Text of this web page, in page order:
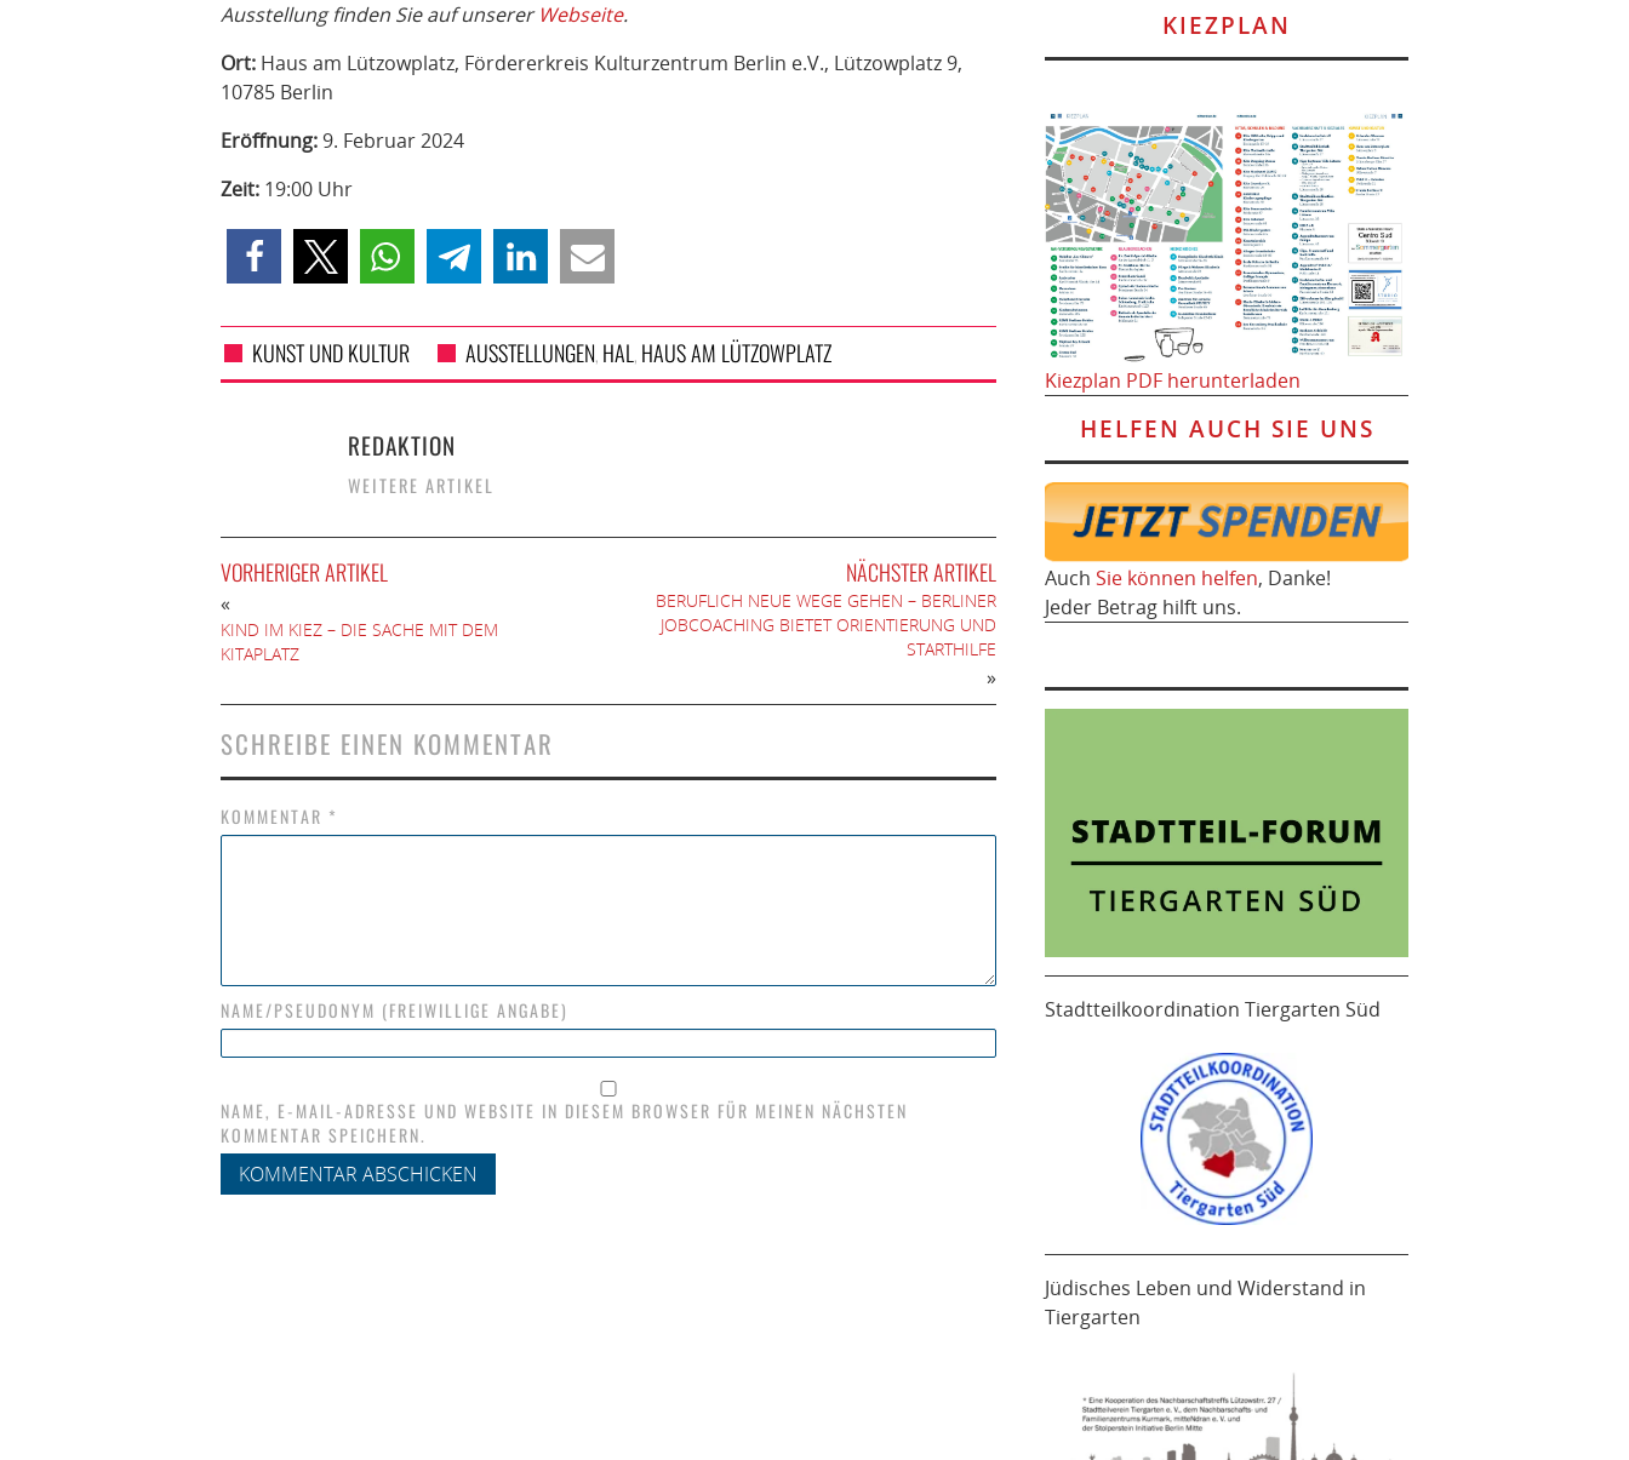
Ausstellung finden Sie auf unserer Webseite.
Ort: Haus am Lützowplatz, Fördererkreis Kulturzentrum Berlin e.V., Lützowplatz 9,
10785 Berlin
Eröffnung:9. Februar 2024
Zeit: 19:00 Uhr
KUNST UND KULTUR AUSSTELLUNGEN, HAL , HAUS AM LÜTZOWPLATZ
REDAKTION
WEITERE ARTIKEL
VORHERIGER ARTIKEL
«
KIND IM KIEZ – DIE SACHE MIT DEM
KITAPLATZ
NÄCHSTER ARTIKEL
BERUFLICH NEUE WEGE GEHEN – BERLINER
JOBCOACHING BIETET ORIENTIERUNG UND
STARTHILFE
»
SCHREIBE EINEN KOMMENTAR
KOMMENTAR *
NAME/PSEUDONYM (FREIWILLIGE ANGABE)
NAME, E-MAIL-ADRESSE UND WEBSITE IN DIESEM BROWSER FÜR MEINEN NÄCHSTEN
KOMMENTAR SPEICHERN.
KIEZPLAN
Kiezplan PDF herunterladen
HELFEN AUCH SIE UNS
Auch Sie können helfen, Danke!
Jeder Betrag hilft uns.
Stadtteilkoordination Tiergarten Süd
Jüdisches Leben und Widerstand in
Tiergarten